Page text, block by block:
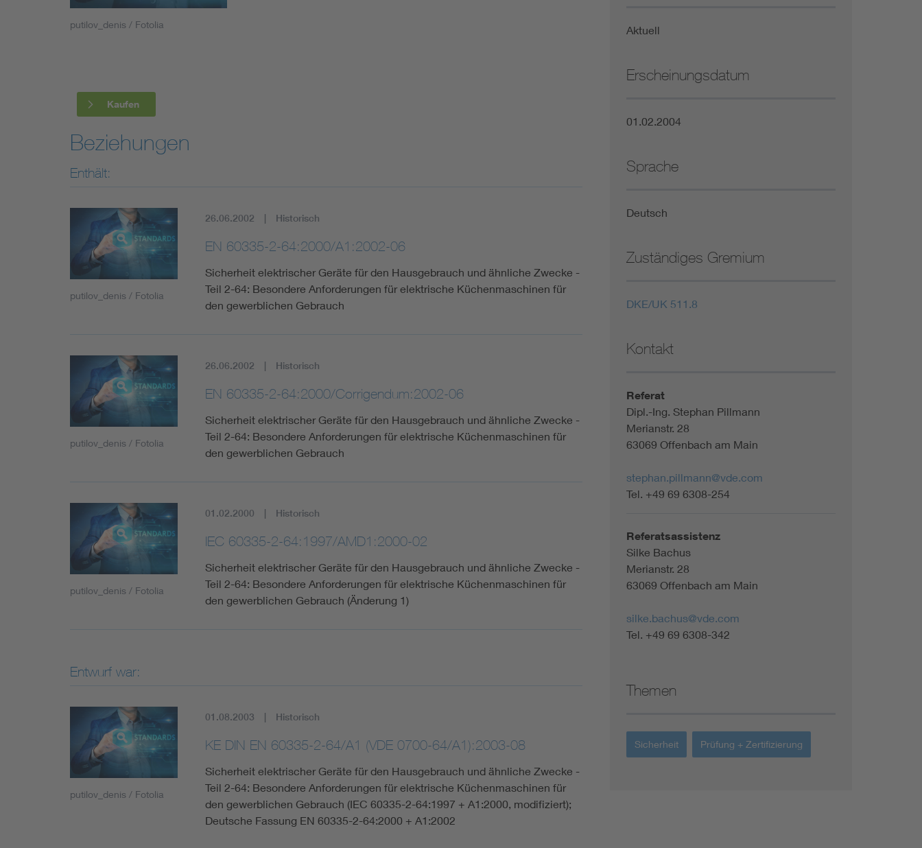
Industry
Mobility
putilov_denis / Fotolia
Kaufen
Beziehungen
Enthält:
putilov_denis / Fotolia
26.06.2002 Historisch
EN 60335-2-64:2000/A1:2002-06
Sicherheit elektrischer Geräte für den Hausgebrauch und ähnliche Zwecke -
Teil 2-64: Besondere Anforderungen für elektrische Küchenmaschinen für
den gewerblichen Gebrauch
putilov_denis / Fotolia
26.06.2002 Historisch
EN 60335-2-64:2000/Corrigendum:2002-06
Sicherheit elektrischer Geräte für den Hausgebrauch und ähnliche Zwecke -
Teil 2-64: Besondere Anforderungen für elektrische Küchenmaschinen für
den gewerblichen Gebrauch
putilov_denis / Fotolia
01.02.2000 Historisch
IEC 60335-2-64:1997/AMD1:2000-02
Sicherheit elektrischer Geräte für den Hausgebrauch und ähnliche Zwecke -
Teil 2-64: Besondere Anforderungen für elektrische Küchenmaschinen für
den gewerblichen Gebrauch (Änderung 1)
Entwurf war:
putilov_denis / Fotolia
01.08.2003 Historisch
KE DIN EN 60335-2-64/A1 (VDE 0700-64/A1):2003-08
Sicherheit elektrischer Geräte für den Hausgebrauch und ähnliche Zwecke -
Teil 2-64: Besondere Anforderungen für elektrische Küchenmaschinen für
den gewerblichen Gebrauch (IEC 60335-2-64:1997 + A1:2000, modifiziert);
Deutsche Fassung EN 60335-2-64:2000 + A1:2002
Aktuell
Erscheinungsdatum
01.02.2004
Sprache
Deutsch
Zuständiges Gremium
DKE/UK 511.8
Kontakt
Referat
Dipl.-Ing. Stephan Pillmann
Merianstr. 28
63069 Offenbach am Main
stephan.pillmann@vde.com
Tel. +49 69 6308-254
Referatsassistenz
Silke Bachus
Merianstr. 28
63069 Offenbach am Main
silke.bachus@vde.com
Tel. +49 69 6308-342
Themen
Sicherheit Prüfung + Zertifizierung